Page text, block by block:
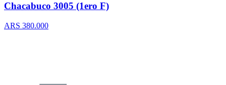
Chacabuco 3005 (1ero F)
ARS 380.000